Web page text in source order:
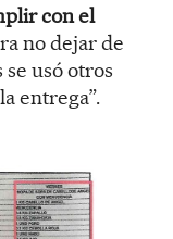
con el
no dejar de
usó otros
entrega”.